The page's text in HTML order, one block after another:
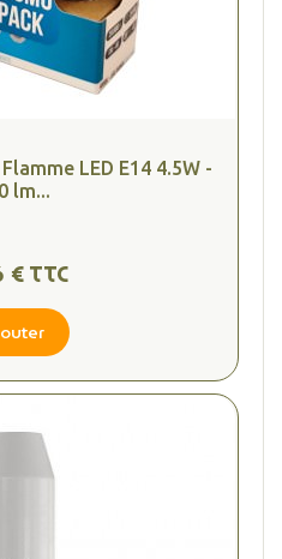
LED E14 4.5W -
lm...
€ TTC